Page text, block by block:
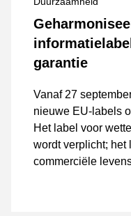
garantie
Vanaf 27
nieuwe EU-labels
Het label voor
wordt verplicht; het
commerciële